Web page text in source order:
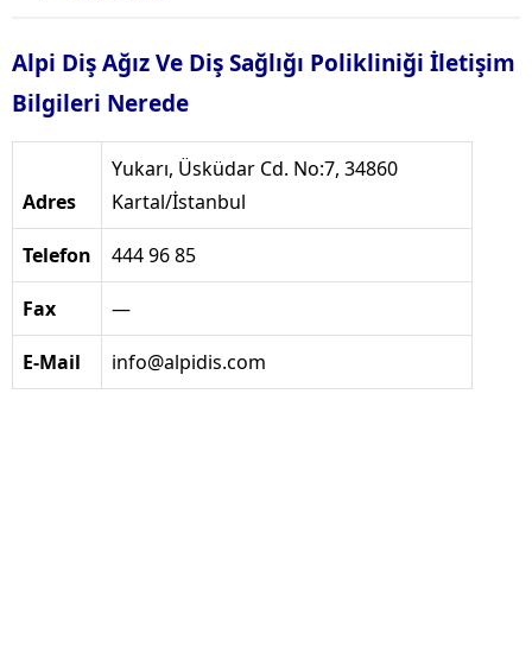
Alpi Diş Ağız Ve Diş Sağlığı Polikliniği İletişim
Bilgileri Nerede
Adres
Yukarı, Üsküdar Cd. No:7, 34860
Kartal/İstanbul
Telefon 444 96 85
Fax —
E-Mail info@alpidis.com